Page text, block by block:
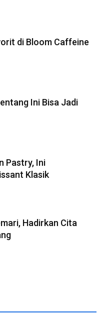
di Bloom Caffeine
Ini Bisa Jadi
Pastry, Ini
Klasik
Hadirkan Cita